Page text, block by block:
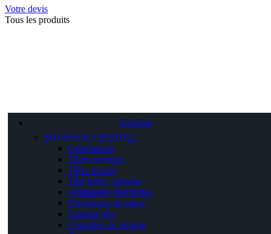
Votre devis
Tous les produits
Soudage
SOUDAGE ORBITAL
Générateurs
Têtes ouvertes
Têtes fermés
Tête tubes, plaques
Affuteuses, électrodes
Dresseuses de tubes
Cassette tête
Coquilles de serrage